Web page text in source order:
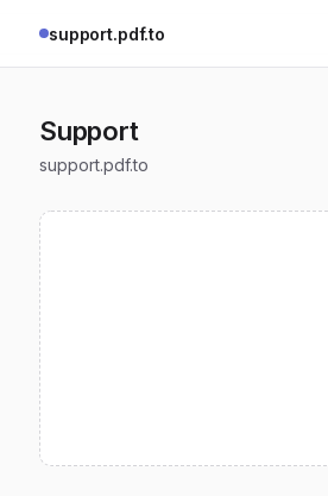
support.pdf.to
Support
support.pdf.to